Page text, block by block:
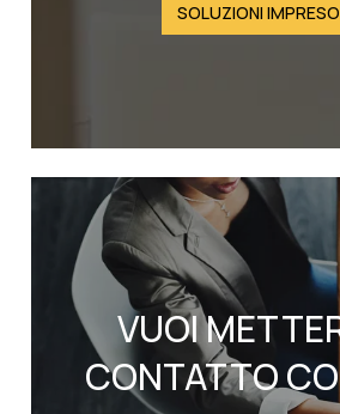
SOLUZIONI
VUOI
CONTATTO